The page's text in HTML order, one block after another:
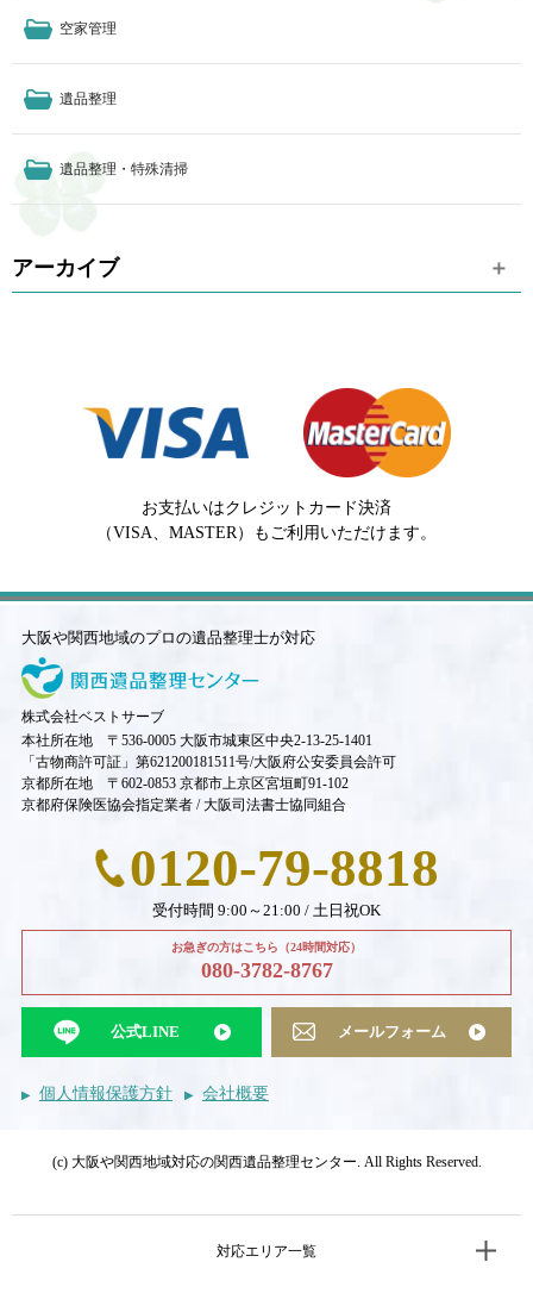
空家管理
遺品整理
遺品整理・特殊清掃
アーカイブ
お支払いはクレジットカード決済
（VISA、MASTER）もご利用いただけます。
大阪や関西地域のプロの遺品整理士が対応
株式会社ベストサーブ
本社所在地 〒536-0005 大阪市城東区中央2-13-25-1401
「古物商許可証」第621200181511号/大阪府公安委員会許可
京都所在地 〒602-0853 京都市上京区宮垣町91-102
京都府保険医協会指定業者 / 大阪司法書士協同組合
0120-79-8818
受付時間 9:00～21:00 / 土日祝OK
お急ぎの方はこちら（24時間対応）
080-3782-8767
公式LINE メールフォーム
個人情報保護方針 会社概要
(c) 大阪や関西地域対応の関西遺品整理センター. All Rights Reserved.
対応エリア一覧